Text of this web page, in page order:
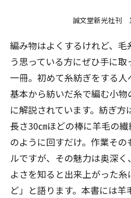
誠文堂新光社刊
編み物はよくするけれど、
う思っている方にぜひ手に
一冊。初めて糸紡ぎをする
基本から紡いだ糸で編む小
に解説されています。紡ぎ方
長さ30㎝ほどの棒に羊毛の
のように回すだけ。作業その
ルですが、その魅力は奥深
よさを知ると出来上がった
ど」と語ります。本書には